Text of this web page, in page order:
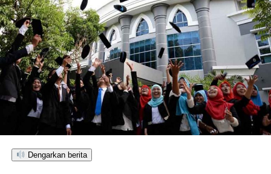
Dengarkan berita